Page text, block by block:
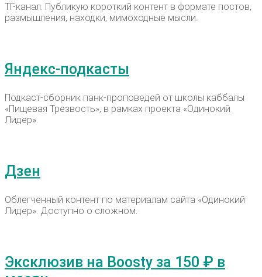
ТГ-канал. Публикую короткий контент в формате постов,
размышления, находки, мимоходные мысли.
Яндекс-подкасты
Подкаст-сборник панк-проповедей от школы каббалы
«Пищевая Трезвость», в рамках проекта «Одинокий
Лидер».
Дзен
Облегченный контент по материалам сайта «Одинокий
Лидер». Доступно о сложном.
Эксклюзив на Boosty за 150 ₽ в